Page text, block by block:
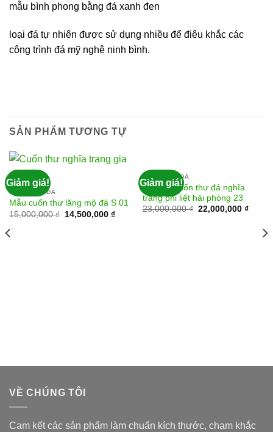
mẫu bình phong bằng đá xanh đen
loại đá tự nhiên được sử dụng nhiều để điêu khắc các
công trình đá mỹ nghệ ninh bình.
SẢN PHẨM TƯƠNG TỰ
Giảm giá!
CUỐN THƯ ĐÁ
Mẫu cuốn thư lăng mộ đá S 01
15,000,000₫ 14,500,000 ₫
Giảm giá!
CUỐN THƯ ĐÁ
Lắp đặt cuốn thư đá nghĩa
trang phi liệt hải phòng 23
23,000,000₫ 22,000,000 ₫
VỀ CHÚNG TÔI
Cam kết các sản phẩm làm chuẩn kích thước, chạm khắc